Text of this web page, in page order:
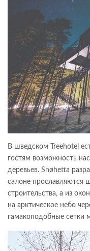
В шведском Treehotel
гостям возможность
деревьев. Snøhetta
салоне прославляются
строительства, а из
на арктическое небо
гамакоподобные сетки